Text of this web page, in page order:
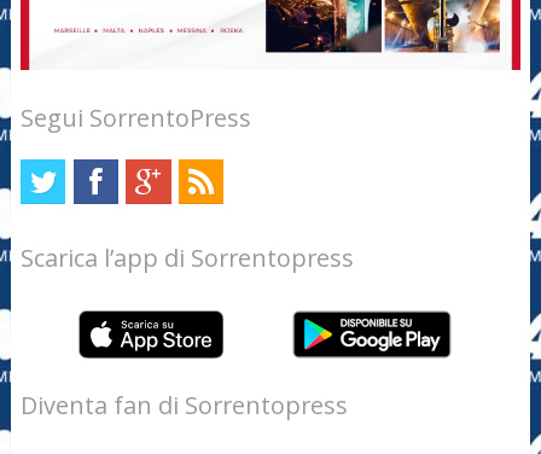
Segui SorrentoPress
Scarica l’app di Sorrentopress
Diventa fan di Sorrentopress